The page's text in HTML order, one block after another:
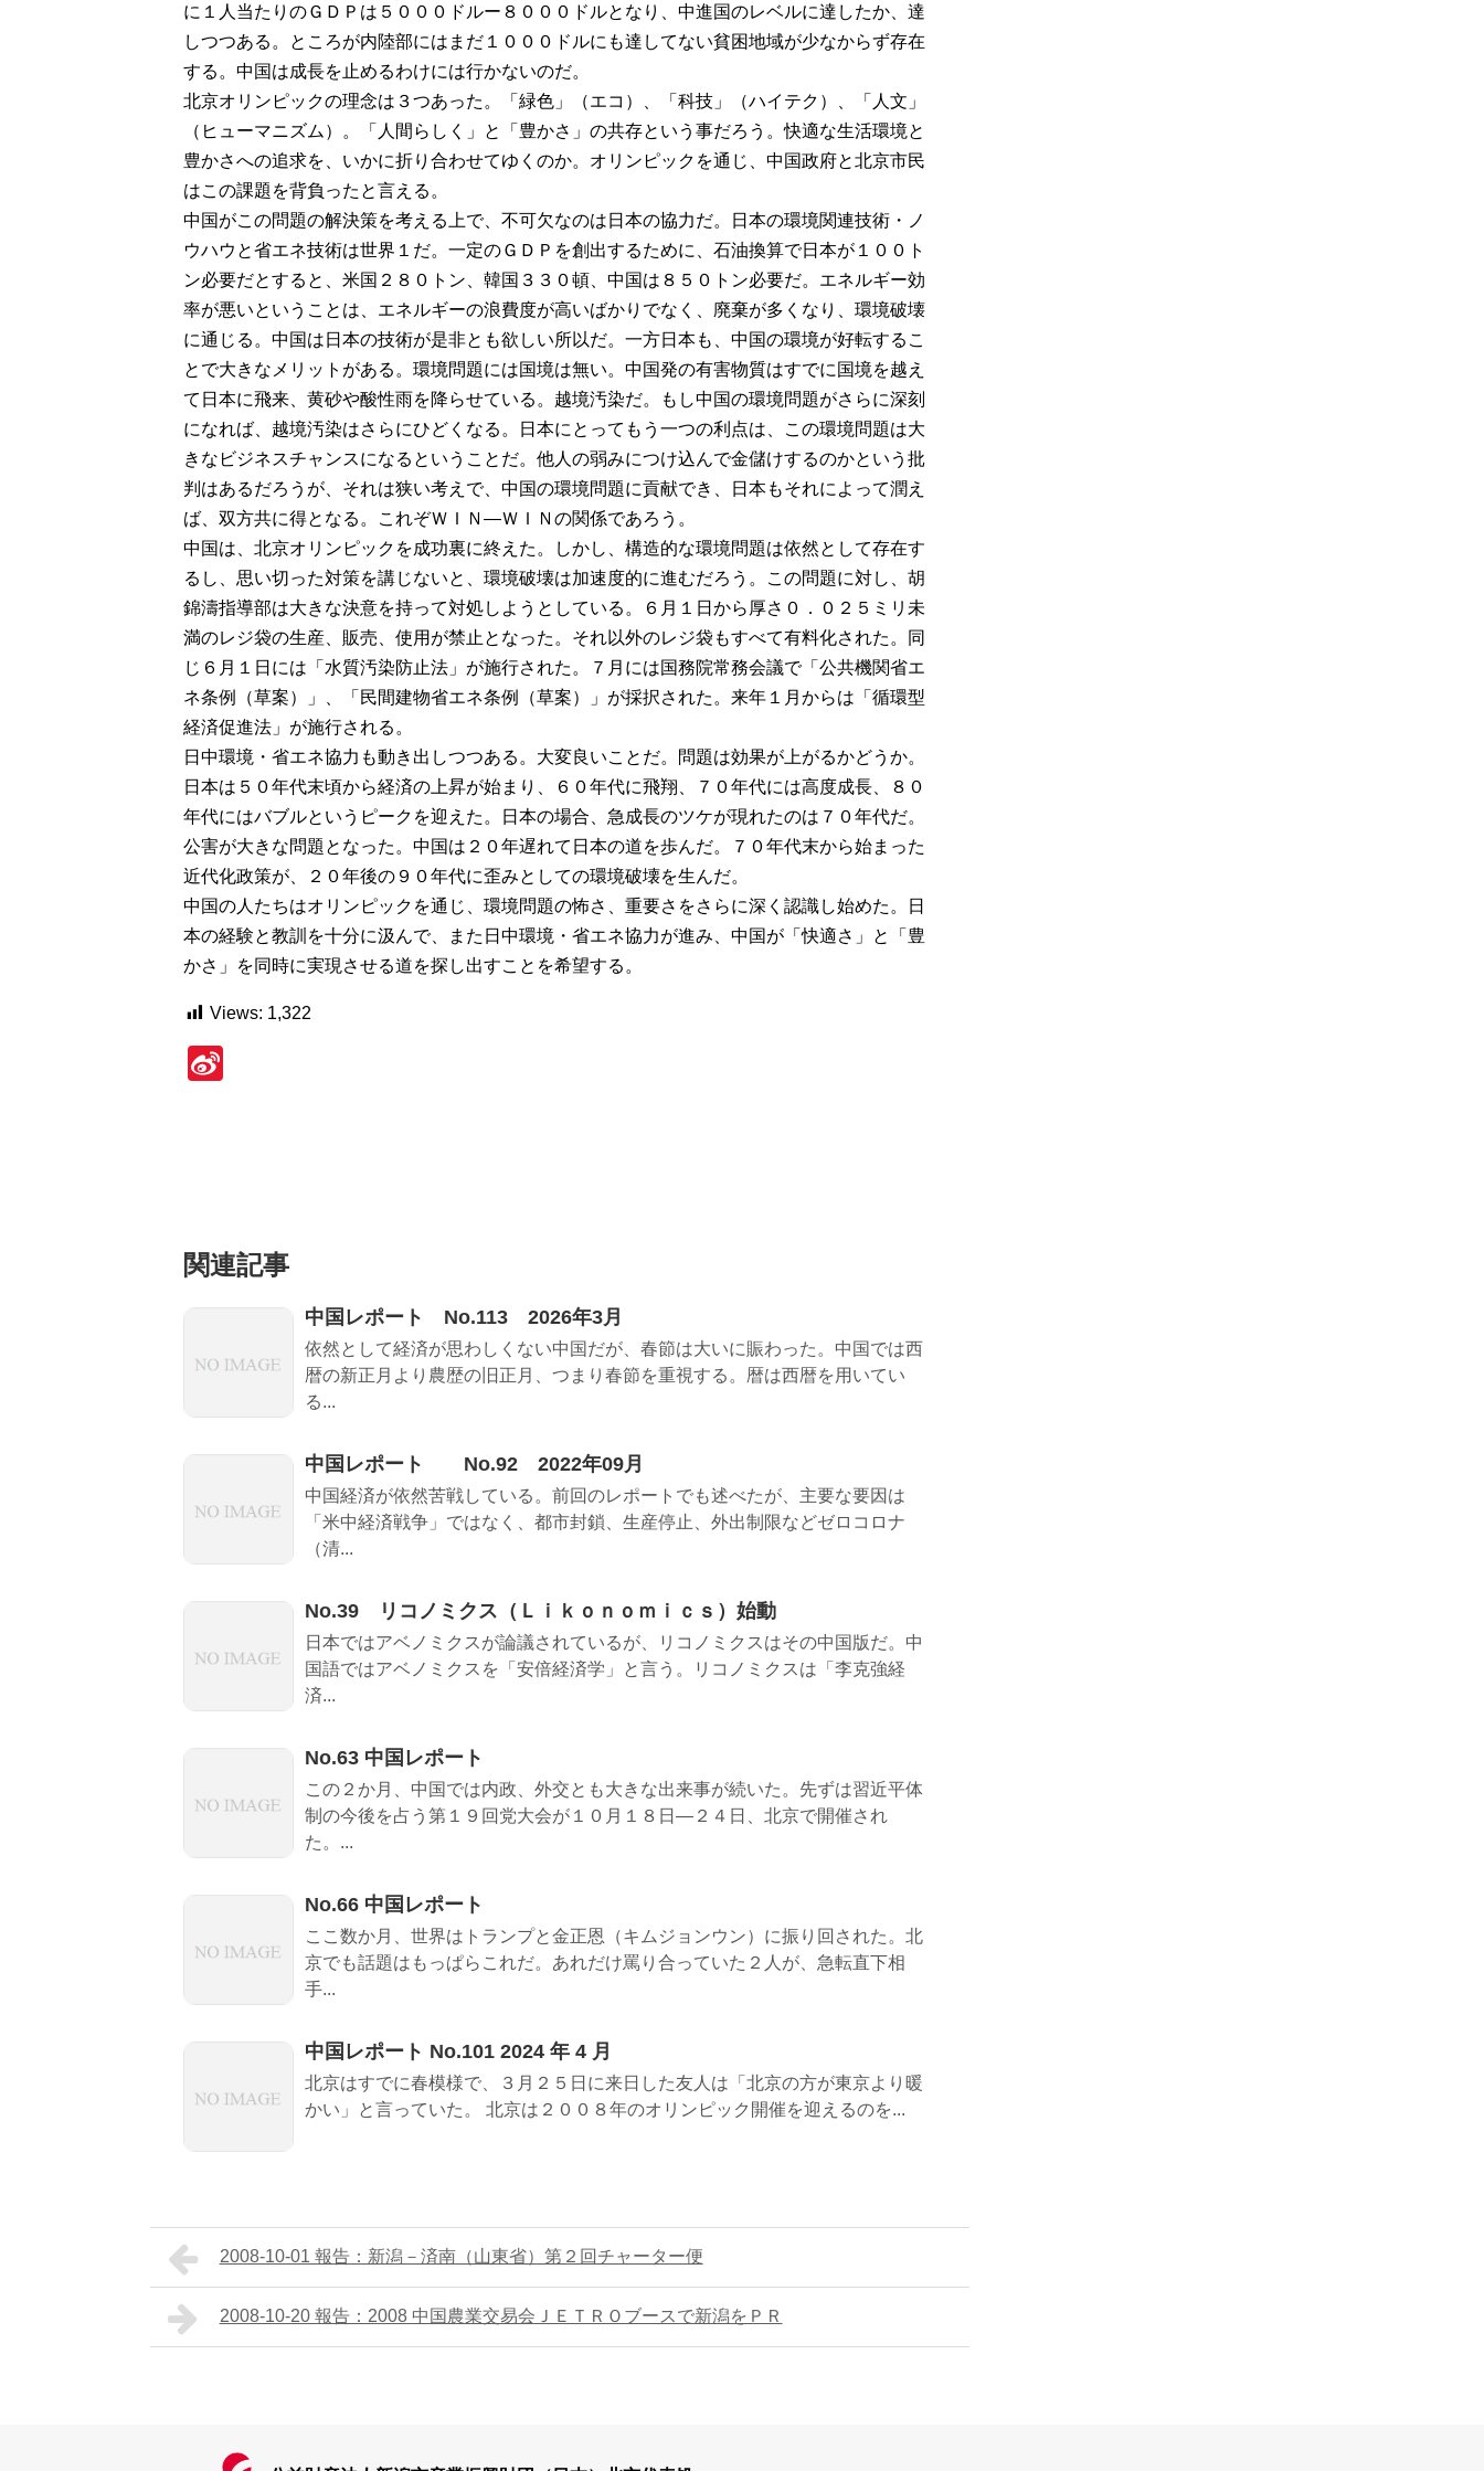
に１人当たりのＧＤＰは５０００ドルー８０００ドルとなり、中進国のレベルに達したか、達
しつつある。ところが内陸部にはまだ１０００ドルにも達してない貧困地域が少なからず存在
する。中国は成長を止めるわけには行かないのだ。
北京オリンピックの理念は３つあった。「緑色」（エコ）、「科技」（ハイテク）、「人文」
（ヒューマニズム）。「人間らしく」と「豊かさ」の共存という事だろう。快適な生活環境と
豊かさへの追求を、いかに折り合わせてゆくのか。オリンピックを通じ、中国政府と北京市民
はこの課題を背負ったと言える。
中国がこの問題の解決策を考える上で、不可欠なのは日本の協力だ。日本の環境関連技術・ノ
ウハウと省エネ技術は世界１だ。一定のＧＤＰを創出するために、石油換算で日本が１００ト
ン必要だとすると、米国２８０トン、韓国３３０頓、中国は８５０トン必要だ。エネルギー効
率が悪いということは、エネルギーの浪費度が高いばかりでなく、廃棄が多くなり、環境破壊
に通じる。中国は日本の技術が是非とも欲しい所以だ。一方日本も、中国の環境が好転するこ
とで大きなメリットがある。環境問題には国境は無い。中国発の有害物質はすでに国境を越え
て日本に飛来、黄砂や酸性雨を降らせている。越境汚染だ。もし中国の環境問題がさらに深刻
になれば、越境汚染はさらにひどくなる。日本にとってもう一つの利点は、この環境問題は大
きなビジネスチャンスになるということだ。他人の弱みにつけ込んで金儲けするのかという批
判はあるだろうが、それは狭い考えで、中国の環境問題に貢献でき、日本もそれによって潤え
ば、双方共に得となる。これぞＷＩＮ―ＷＩＮの関係であろう。
中国は、北京オリンピックを成功裏に終えた。しかし、構造的な環境問題は依然として存在す
るし、思い切った対策を講じないと、環境破壊は加速度的に進むだろう。この問題に対し、胡
錦濤指導部は大きな決意を持って対処しようとしている。６月１日から厚さ０．０２５ミリ未
満のレジ袋の生産、販売、使用が禁止となった。それ以外のレジ袋もすべて有料化された。同
じ６月１日には「水質汚染防止法」が施行された。７月には国務院常務会議で「公共機関省エ
ネ条例（草案）」、「民間建物省エネ条例（草案）」が採択された。来年１月からは「循環型
経済促進法」が施行される。
日中環境・省エネ協力も動き出しつつある。大変良いことだ。問題は効果が上がるかどうか。
日本は５０年代末頃から経済の上昇が始まり、６０年代に飛翔、７０年代には高度成長、８０
年代にはバブルというピークを迎えた。日本の場合、急成長のツケが現れたのは７０年代だ。
公害が大きな問題となった。中国は２０年遅れて日本の道を歩んだ。７０年代末から始まった
近代化政策が、２０年後の９０年代に歪みとしての環境破壊を生んだ。
中国の人たちはオリンピックを通じ、環境問題の怖さ、重要さをさらに深く認識し始めた。日
本の経験と教訓を十分に汲んで、また日中環境・省エネ協力が進み、中国が「快適さ」と「豊
かさ」を同時に実現させる道を探し出すことを希望する。
Views: 1,322
o
関連記事
中国レポート No.113 2026年3月
依然として経済が思わしくない中国だが、春節は大いに賑わった。中国では西
暦の新正月より農歴の旧正月、つまり春節を重視する。暦は西暦を用いてい
る...
中国レポート No.92 2022年09月
中国経済が依然苦戦している。前回のレポートでも述べたが、主要な要因は
「米中経済戦争」ではなく、都市封鎖、生産停止、外出制限などゼロコロナ
（清...
No.39 リコノミクス（Ｌｉｋｏｎｏｍｉｃｓ）始動
日本ではアベノミクスが論議されているが、リコノミクスはその中国版だ。中
国語ではアベノミクスを「安倍経済学」と言う。リコノミクスは「李克強経
済...
No.63 中国レポート
この２か月、中国では内政、外交とも大きな出来事が続いた。先ずは習近平体
制の今後を占う第１９回党大会が１０月１８日―２４日、北京で開催され
た。...
No.66 中国レポート
ここ数か月、世界はトランプと金正恩（キムジョンウン）に振り回された。北
京でも話題はもっぱらこれだ。あれだけ罵り合っていた２人が、急転直下相
手...
中国レポート No.101 2024 年 4 月
北京はすでに春模様で、３月２５日に来日した友人は「北京の方が東京より暖
かい」と言っていた。 北京は２００８年のオリンピック開催を迎えるのを...
2008-10-01 報告：新潟－済南（山東省）第２回チャーター便
2008-10-20 報告：2008 中国農業交易会ＪＥＴＲＯブースで新潟をＰＲ